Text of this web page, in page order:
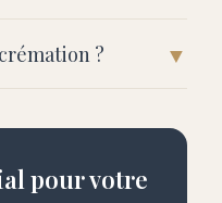
? ▼
pour votre